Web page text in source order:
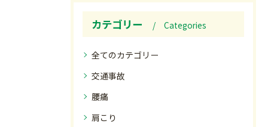
カテゴリー Categories
全てのカテゴリー
交通事故
腰痛
肩こり